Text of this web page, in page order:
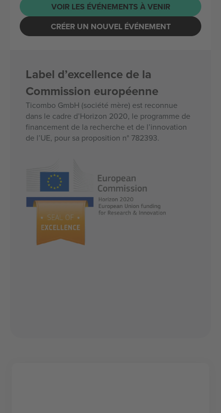
VOIR LES ÉVÉNEMENTS À VENIR
CRÉER UN NOUVEL ÉVÉNEMENT
Label d’excellence de la
Commission européenne
Ticombo GmbH (société mère) est reconnue
dans le cadre d’Horizon 2020, le programme de
financement de la recherche et de l’innovation
de l’UE, pour sa proposition n° 782393.